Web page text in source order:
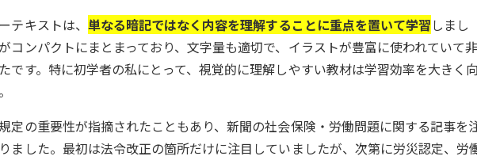
テキストは、 単なる暗記ではなく内容を理解することに重点を置いて学習しまし
コンパクトにまとまっており、文字量も適切で、イラストが豊富に使われていて
です。特に初学者の私にとって、視覚的に理解しやすい教材は学習効率を大きく
定の重要性が指摘されたこともあり、新聞の社会保険・労働問題に関する記事を
ました。最初は法令改正の箇所だけに注目していましたが、次第に労災認定、労